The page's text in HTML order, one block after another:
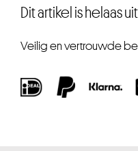
Dit artikel is helaas
Veilig en vertrouwde